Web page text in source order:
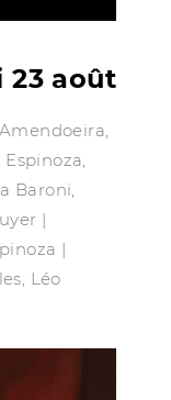
23 août
Baroni,
|
|
Léo